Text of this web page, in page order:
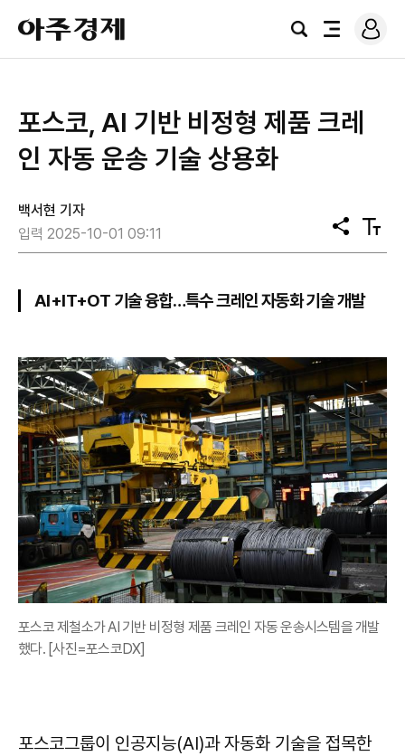
아
주
경
검
전
로
그
포스코, AI 기반 비정형 제품 크레
인 자동 운송 기술 상용화
백서현 기자
입력 2025-10-01 09:11
공
유
텍
스
AI+IT+OT 기술 융합…특수 크레인 자동화 기술 개발
포스코 제철소가 AI 기반 비정형 제품 크레인 자동 운송시스템을 개발
했다. [사진=포스코DX]
포스코그룹이 인공지능(AI)과 자동화 기술을 접목한